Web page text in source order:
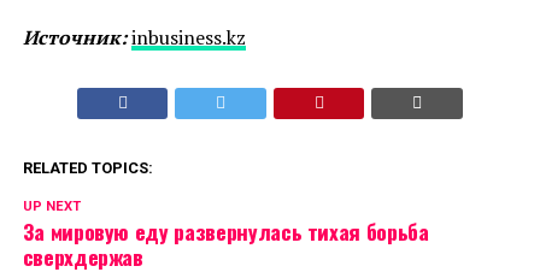
Источник:inbusiness.kz
RELATED TOPICS:
UP NEXT
За мировую еду развернулась тихая борьба
сверхдержав